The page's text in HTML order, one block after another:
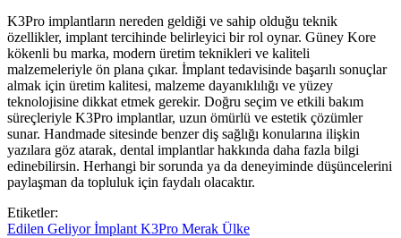
K3Pro implantların nereden geldiği ve sahip olduğu teknik
özellikler, implant tercihinde belirleyici bir rol oynar. Güney Kore
kökenli bu marka, modern üretim teknikleri ve kaliteli
malzemeleriyle ön plana çıkar. İmplant tedavisinde başarılı sonuçlar
almak için üretim kalitesi, malzeme dayanıklılığı ve yüzey
teknolojisine dikkat etmek gerekir. Doğru seçim ve etkili bakım
süreçleriyle K3Pro implantlar, uzun ömürlü ve estetik çözümler
sunar. Handmade sitesinde benzer diş sağlığı konularına ilişkin
yazılara göz atarak, dental implantlar hakkında daha fazla bilgi
edinebilirsin. Herhangi bir sorunda ya da deneyiminde düşüncelerini
paylaşman da topluluk için faydalı olacaktır.
Etiketler:
Edilen Geliyorİmplant K3Pro Merak Ülke